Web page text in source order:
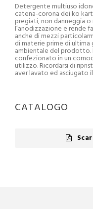
Detergente multiuso
catena-corona dei ko
pregiati, non danneggia
l’anodizzazione e rende
anche di mezzi
di materie prime di
ambientale del
confezionato in un
utilizzo. Ricordarsi di
aver lavato ed asciugato
CATALOGO